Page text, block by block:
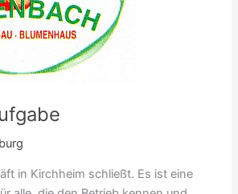
in Kirchheim schließt. Es ist eine